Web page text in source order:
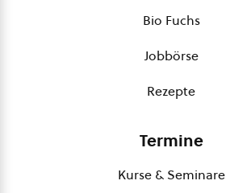
Bio Fuchs
Jobbörse
Rezepte
Termine
Kurse & Seminare